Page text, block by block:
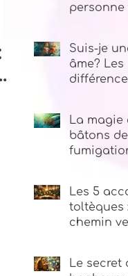
personne
Suis-je
âme? Les
La magie
bâtons de
Les 5
toltèques
chemin
Le secret